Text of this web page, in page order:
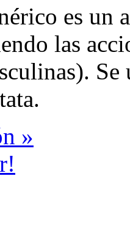
es un
las
»